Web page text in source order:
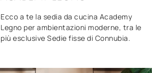
Ecco a te la sedia da cucina Academy
Legno per ambientazioni moderne, tra le
più esclusive Sedie fisse di Connubia.